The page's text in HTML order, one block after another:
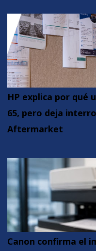
HP explica por qué
65, pero deja
Aftermarket
Canon confirma el